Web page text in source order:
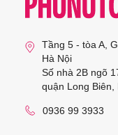
Tầng 5 - tòa A,
Hà Nội
Số nhà 2B ngõ
quận Long Biên,
0936 99 3933